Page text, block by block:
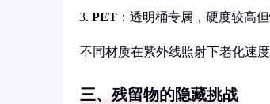
PET ：透明桶专属，硬度较高
不同材质在紫外线照射下老化速
三、残留物的隐藏挑战